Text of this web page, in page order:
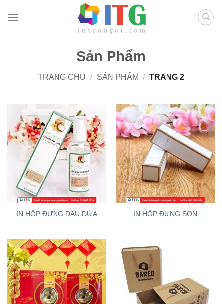
đến
Sản Phẩm
TRANG CHỦ / SẢN PHẨM / TRANG 2
IN HỘP ĐỰNG DẦU DỪA IN HỘP ĐỰNG SON